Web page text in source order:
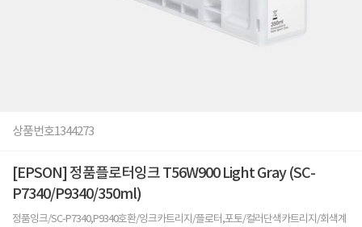
상품번호1344273
[EPSON] 정품플로터잉크 T56W900 Light Gray (SC-
P7340/P9340/350ml)
정품잉크/SC-P7340,P9340호환/잉크카트리지/플로터,포토/컬러단색카트리지/회색계